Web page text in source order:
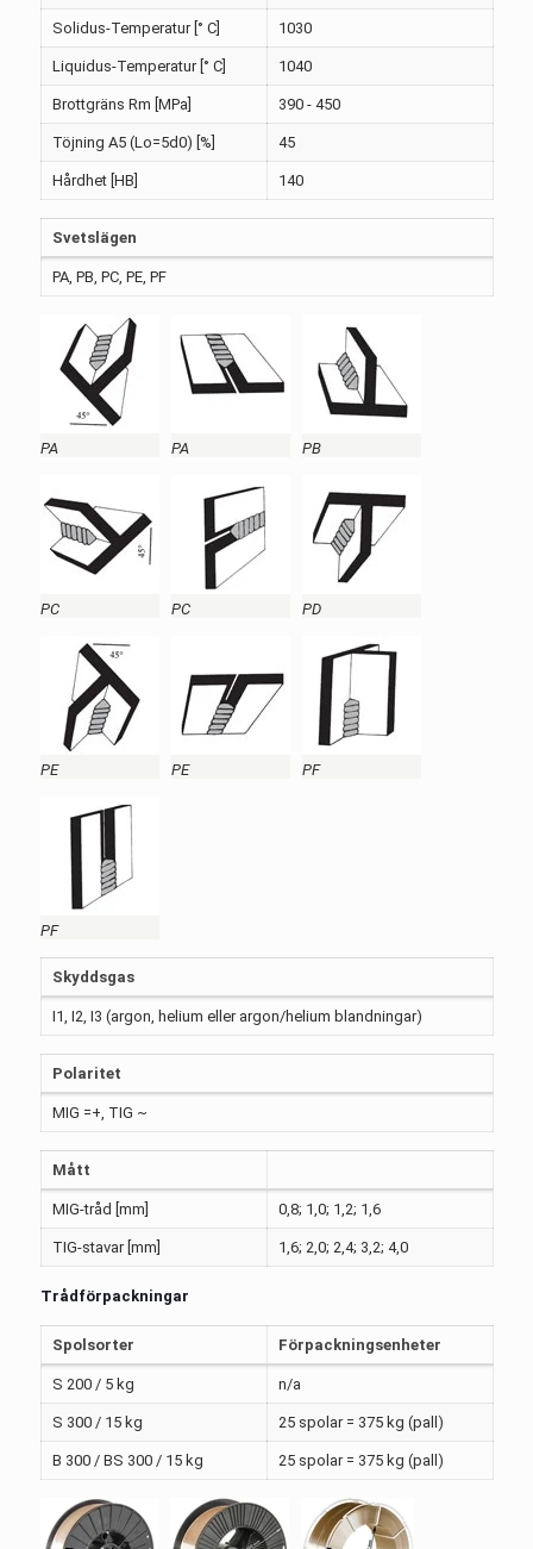
Solidus-Temperatur [° C] 1030
Liquidus-Temperatur [° C] 1040
Brottgräns Rm [MPa] 390 - 450
Töjning A5 (Lo=5d0) [%] 45
Hårdhet [HB] 140
Svetslägen
PA, PB, PC, PE, PF
PA PA PB
PC PC PD
PE PE PF
PF
Skyddsgas
I1, I2, I3 (argon, helium eller argon/helium blandningar)
Polaritet
MIG =+, TIG ~
Mått
MIG-tråd [mm] 0,8; 1,0; 1,2; 1,6
TIG-stavar [mm] 1,6; 2,0; 2,4; 3,2; 4,0
Trådförpackningar
Spolsorter Förpackningsenheter
S 200 / 5 kg n/a
S 300 / 15 kg 25 spolar = 375 kg (pall)
B 300 / BS 300 / 15 kg 25 spolar = 375 kg (pall)